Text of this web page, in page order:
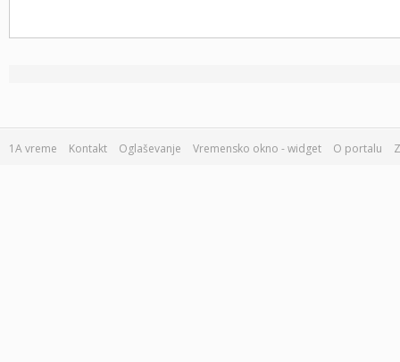
1A vreme Kontakt Oglaševanje Vremensko okno - widget O portalu